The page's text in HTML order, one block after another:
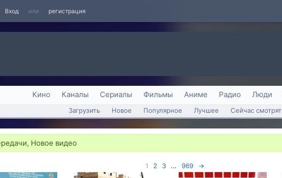
Вход или регистрация
Кино Каналы Сериалы Фильмы Аниме Радио Люди
Загрузить Новое Популярное Лучшее Сейчас смотрят
Новое видео
1 2 3 ... 969 →